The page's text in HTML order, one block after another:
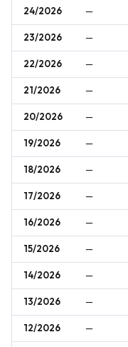
24/2026 —
23/2026 —
22/2026 —
21/2026 —
20/2026 —
19/2026 —
18/2026 —
17/2026 —
16/2026 —
15/2026 —
14/2026 —
13/2026 —
12/2026 —